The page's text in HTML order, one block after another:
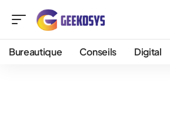
Bureautique Conseils Digital